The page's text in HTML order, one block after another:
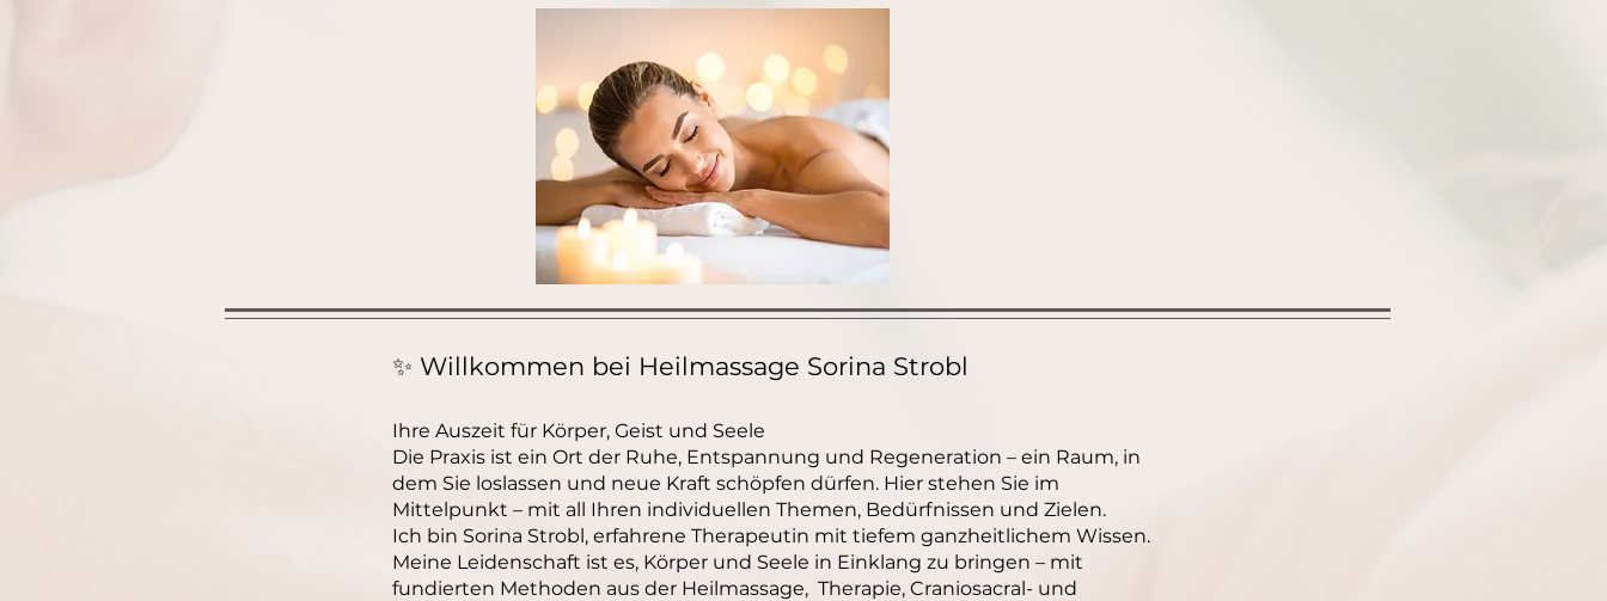
✨ Willkommen bei Heilmassage Sorina Strobl
Ihre Auszeit für Körper, Geist und Seele
Die Praxis ist ein Ort der Ruhe, Entspannung und Regeneration – ein Raum, in
dem Sie loslassen und neue Kraft schöpfen dürfen. Hier stehen Sie im
Mittelpunkt – mit all Ihren individuellen Themen, Bedürfnissen und Zielen.
Ich bin Sorina Strobl, erfahrene Therapeutin mit tiefem ganzheitlichem Wissen.
Meine Leidenschaft ist es, Körper und Seele in Einklang zu bringen – mit
fundierten Methoden aus der Heilmassage, Therapie, Craniosacral- und